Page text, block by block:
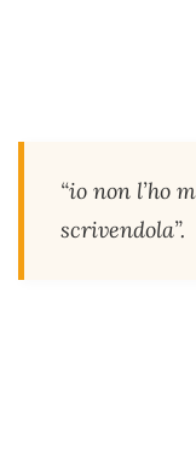
“io non l’ho
scrivendola”.